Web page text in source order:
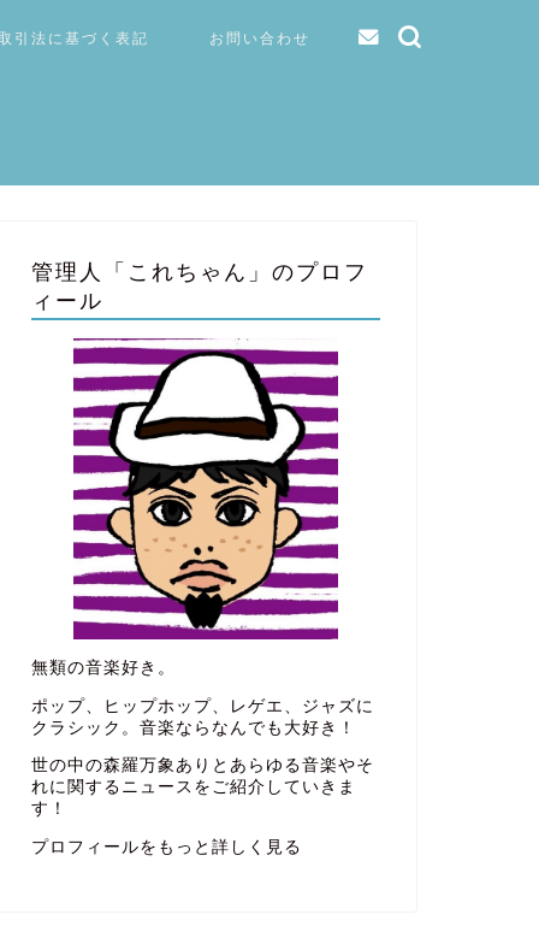
引法に基づく表記 お問い合わせ
管理人「これちゃん」のプロフ
ィール
無類の音楽好き。
ポップ、ヒップホップ、レゲエ、ジャズに
クラシック。音楽ならなんでも大好き！
世の中の森羅万象ありとあらゆる音楽やそ
れに関するニュースをご紹介していきま
す！
プロフィールをもっと詳しく見る